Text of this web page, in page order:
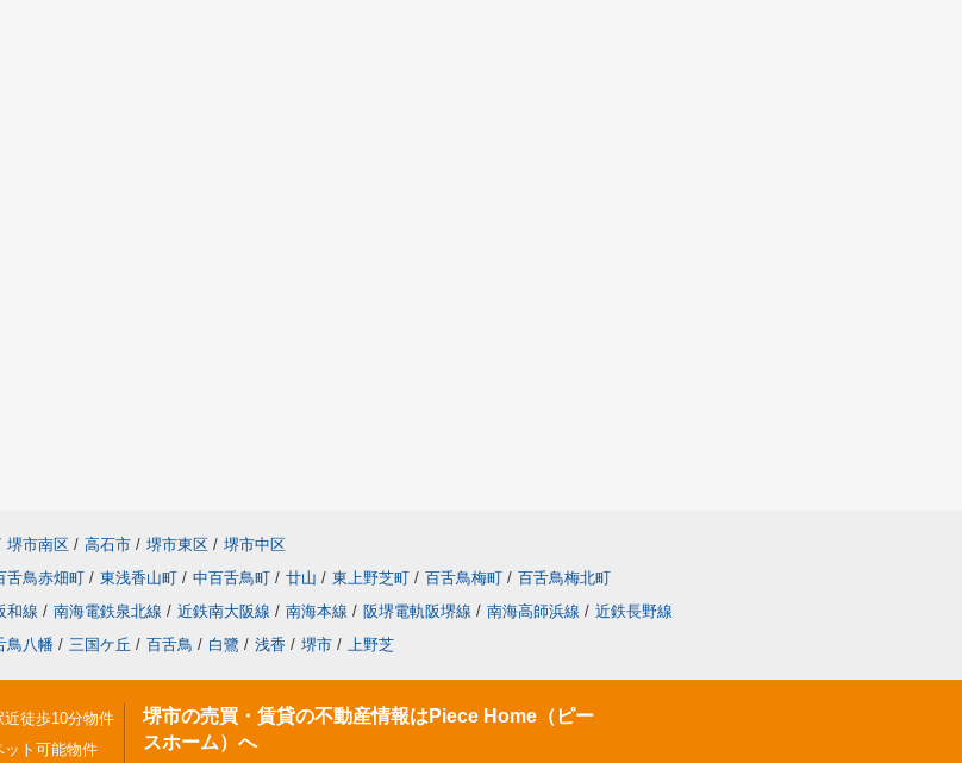
堺市南区 / 高石市 / 堺市東区 / 堺市中区
舌鳥赤畑町 / 東浅香山町 / 中百舌鳥町 / 廿山 / 東上野芝町 / 百舌鳥梅町 / 百舌鳥梅北町
和線 / 南海電鉄泉北線 / 近鉄南大阪線 / 南海本線 / 阪堺電軌阪堺線 / 南海高師浜線 / 近鉄長野線
鳥八幡 / 三国ケ丘 / 百舌鳥 / 白鷺 / 浅香 / 堺市 / 上野芝
近徒歩10分物件
ット可能物件
堺市の売買・賃貸の不動産情報はPiece Home（ピー
スホーム）へ